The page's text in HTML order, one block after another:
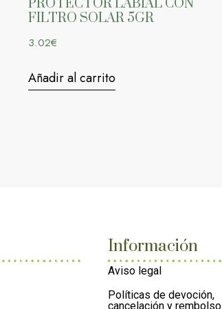
PROTECTOR LABIAL CON
FILTRO SOLAR 5GR
3.02€
Añadir al carrito
Información
Aviso legal
Políticas de devoción,
cancelación y rembolso